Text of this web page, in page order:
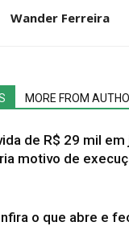
Wander Ferreira
MORE FROM
de R$ 29 mil
motivo de
o que abre e